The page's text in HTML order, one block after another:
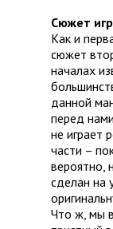
Сюжет
Как и
сюжет
началах
данной
перед
не играет
части –
вероятно,
сделан на
Что ж, мы